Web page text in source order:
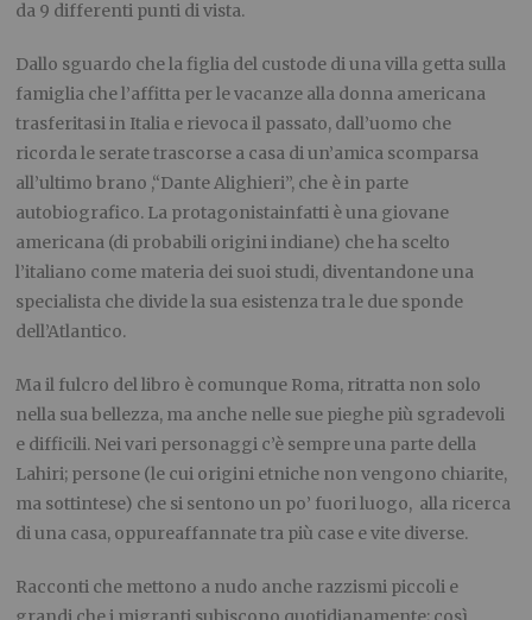
da 9 differenti punti di vista.
Dallo sguardo che la figlia del custode di una villa getta sulla
famiglia chel’affitta perle vacanze alla donna americana
trasferitasi in Italia e rievoca il passato, dall’uomo che
ricorda le serate trascorse a casa di un’amica scomparsa
all’ultimobrano ,“Dante Alighieri”, che èin parte
autobiografico. La protagonistainfatti è una giovane
americana (di probabili origini indiane) che ha scelto
l’italiano come materia dei suoi studi, diventandone una
specialista che divide la sua esistenza tra le due sponde
dell’Atlantico.
Ma il fulcro dellibro è comunque Roma, ritratta non solo
nella sua bellezza, ma anche nelle sue pieghe più sgradevoli
e difficili. Nei vari personaggi c’è sempre una parte della
Lahiri; persone (le cui origini etniche non vengono chiarite,
ma sottintese) che si sentono un po’ fuoriluogo, alla ricerca
di una casa, oppureaffannate tra più case e vite diverse.
Racconti che mettono a nudo anche razzismi piccoli e